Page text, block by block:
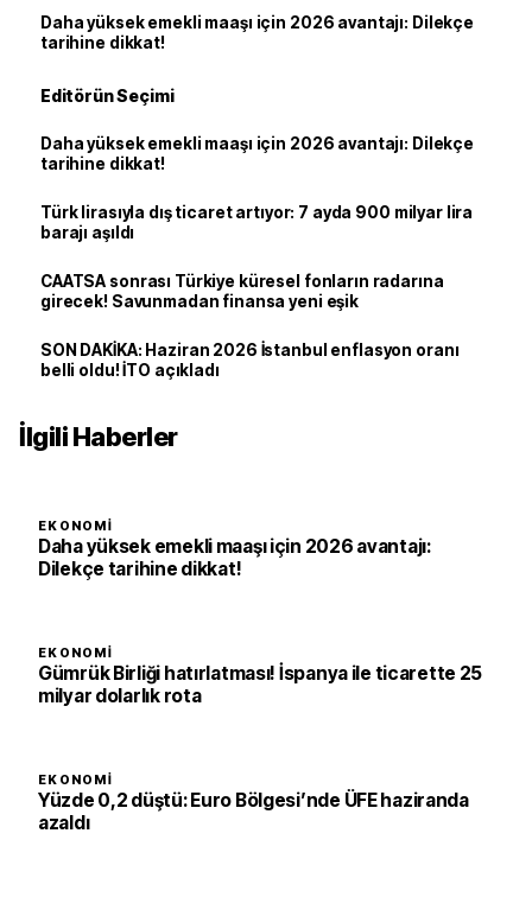
Daha yüksek emekli maaşı için 2026 avantajı: Dilekçe
tarihine dikkat!
Editörün Seçimi
Daha yüksek emekli maaşı için 2026 avantajı: Dilekçe
tarihine dikkat!
Türk lirasıyla dış ticaret artıyor: 7 ayda 900 milyar lira
barajı aşıldı
CAATSA sonrası Türkiye küresel fonların radarına
girecek! Savunmadan finansa yeni eşik
SON DAKİKA: Haziran 2026 İstanbul enflasyon oranı
belli oldu! İTO açıkladı
İlgili Haberler
EKONOMI
Daha yüksek emekli maaşı için 2026 avantajı:
Dilekçe tarihine dikkat!
EKONOMI
Gümrük Birliği hatırlatması! İspanya ile ticarette 25
milyar dolarlık rota
EKONOMI
Yüzde 0,2 düştü: Euro Bölgesi’nde ÜFE haziranda
azaldı